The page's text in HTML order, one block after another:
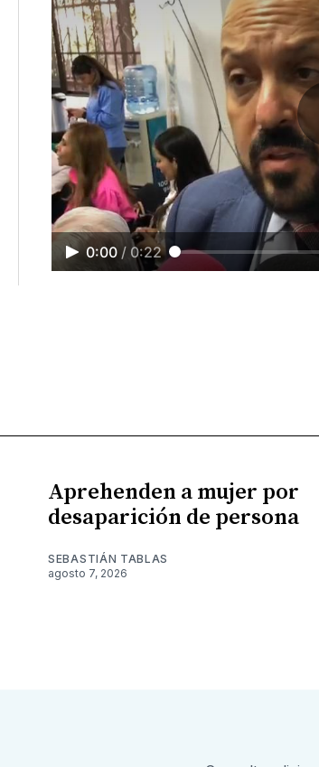
0:00 / 0:22
Aprehenden a mujer por
desaparición de persona
SEBASTIÁN TABLAS
agosto 7, 2026